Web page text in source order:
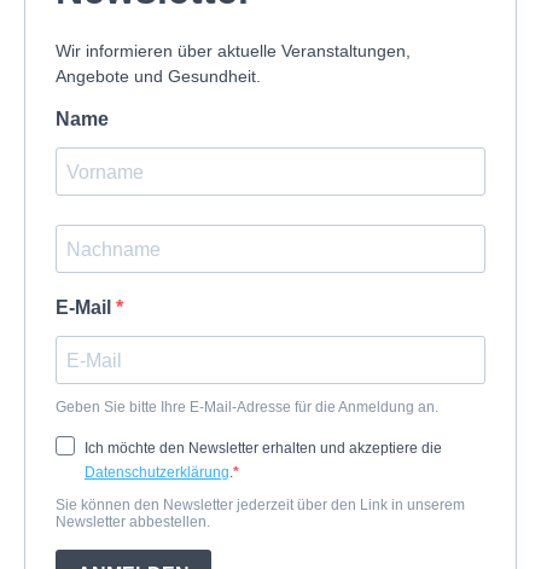
Wir informieren über aktuelle Veranstaltungen,
Angebote und Gesundheit.
Name
E-Mail
Geben Sie bitte Ihre E-Mail-Adresse für die Anmeldung an.
Ich möchte den Newsletter erhalten und akzeptiere die
Datenschutzerklärung.
Sie können den Newsletter jederzeit über den Link in unserem
Newsletter abbestellen.